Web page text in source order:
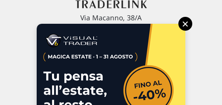
Via Macanno, 38/A
P.IVA 02 452 460 401
Commenti e segnalazioni
Contattaci
×